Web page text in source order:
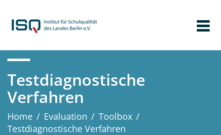
Testdiagnostische
Verfahren
Home / Evaluation / Toolbox /
Testdiagnostische Verfahren